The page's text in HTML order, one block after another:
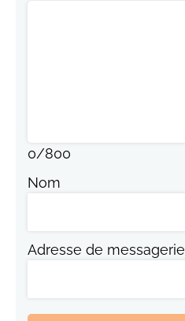
0/800
Nom
Adresse de messagerie